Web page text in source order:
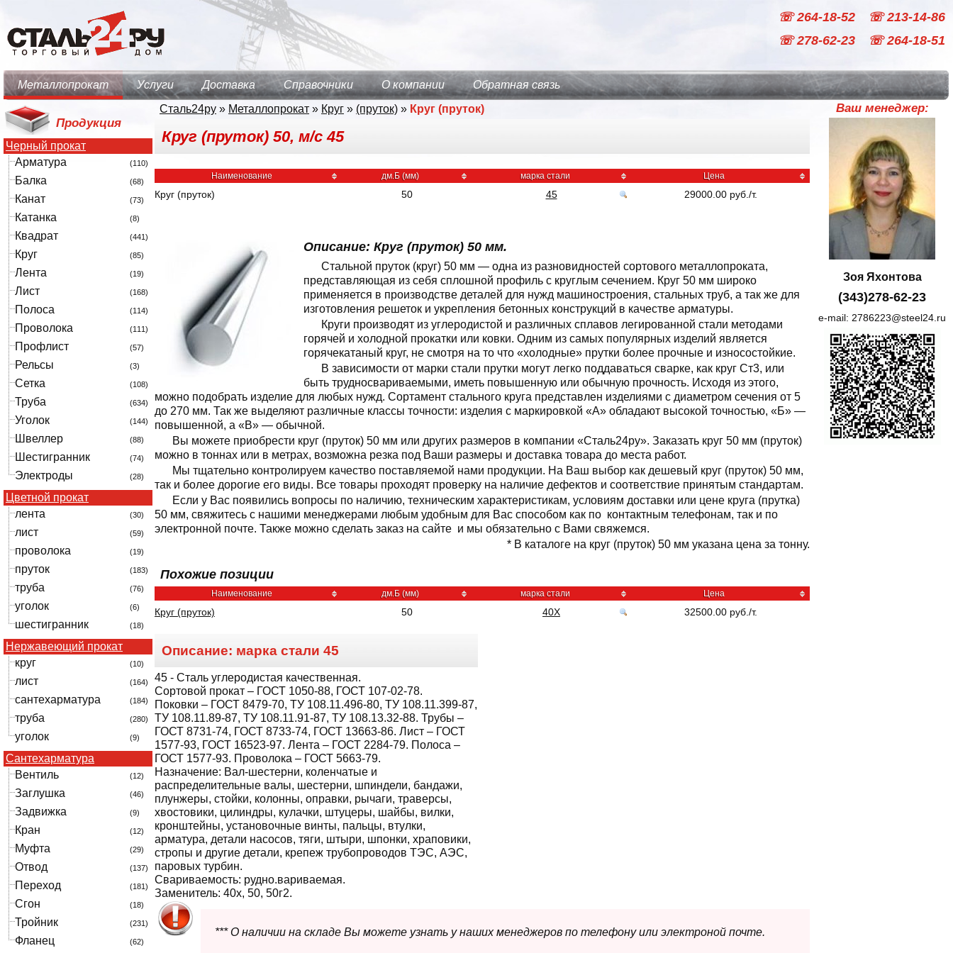
☏ 264-18-52
☏ 213-14-86
☏ 278-62-23
☏ 264-18-51
Металлопрокат Услуги Доставка Справочники О компании Обратная связь
Продукция
Черный прокат
Арматура
(110)
Балка (68)
Канат (73)
Катанка (8)
Квадрат (441)
Круг (85)
Лента (19)
Лист (168)
Полоса (114)
Проволока (111)
Профлист (57)
Рельсы (3)
Сетка (108)
Труба (634)
Уголок (144)
Швеллер (88)
Шестигранник (74)
Электроды (28)
Цветной прокат
лента
(30)
лист (59)
проволока (19)
пруток (183)
труба (76)
уголок (6)
шестигранник (18)
Нержавеющий прокат
круг
(10)
лист (164)
сантехарматура (184)
труба (280)
уголок (9)
Сантехарматура
Вентиль
(12)
Заглушка (46)
Задвижка (9)
Кран (12)
Муфта (29)
Отвод (137)
Переход (181)
Сгон (18)
Тройник (231)
Фланец (62)
Сталь24ру » Металлопрокат » Круг » (пруток) » Круг (пруток)
Круг (пруток) 50, м/с 45
Наименование дм.Б (мм) марка стали Цена
Круг (пруток) 50 45 29000.00 руб./т.
Описание: Круг (пруток) 50 мм.
Cтальной пруток (круг) 50 мм — одна из разновидностей сортового металлопроката,
представляющая из себя сплошной профиль с круглым сечением. Круг 50 мм широко
применяется в производстве деталей для нужд машиностроения, стальных труб, а так же для
изготовления решеток и укрепления бетонных конструкций в качестве арматуры.
Круги производят из углеродистой и различных сплавов легированной стали методами
горячей и холодной прокатки или ковки. Одним из самых популярных изделий является
горячекатаный круг, не смотря на то что «холодные» прутки более прочные и износостойкие.
В зависимости от марки стали прутки могут легко поддаваться сварке, как круг Ст3, или
быть трудносвариваемыми, иметь повышенную или обычную прочность. Исходя из этого,
можно подобрать изделие для любых нужд. Сортамент стального круга представлен изделиями с диаметром сечения от 5
до 270 мм. Так же выделяют различные классы точности: изделия с маркировкой «А» обладают высокой точностью, «Б» —
повышенной, а «В» — обычной.
Вы можете приобрести круг (пруток) 50 мм или других размеров в компании «Сталь24ру». Заказать круг 50 мм (пруток)
можно в тоннах или в метрах, возможна резка под Ваши размеры и доставка товара до места работ.
Мы тщательно контролируем качество поставляемой нами продукции. На Ваш выбор как дешевый круг (пруток) 50 мм,
так и более дорогие его виды. Все товары проходят проверку на наличие дефектов и соответствие принятым стандартам.
Если у Вас появились вопросы по наличию, техническим характеристикам, условиям доставки или цене круга (прутка)
50 мм, свяжитесь с нашими менеджерами любым удобным для Вас способом как по контактным телефонам, так и по
электронной почте. Также можно сделать заказ на сайте и мы обязательно с Вами свяжемся.
* В каталоге на круг (пруток) 50 мм указана цена за тонну.
Похожие позиции
Наименование дм.Б (мм) марка стали Цена
Круг (пруток) 50 40Х 32500.00 руб./т.
Описание: марка стали 45
45 - Сталь углеродистая качественная.
Сортовой прокат – ГОСТ 1050-88, ГОСТ 107-02-78.
Поковки – ГОСТ 8479-70, ТУ 108.11.496-80, ТУ 108.11.399-87,
ТУ 108.11.89-87, ТУ 108.11.91-87, ТУ 108.13.32-88. Трубы –
ГОСТ 8731-74, ГОСТ 8733-74, ГОСТ 13663-86. Лист – ГОСТ
1577-93, ГОСТ 16523-97. Лента – ГОСТ 2284-79. Полоса –
ГОСТ 1577-93. Проволока – ГОСТ 5663-79.
Назначение: Вал-шестерни, коленчатые и
распределительные валы, шестерни, шпиндели, бандажи,
плунжеры, стойки, колонны, оправки, рычаги, траверсы,
хвостовики, цилиндры, кулачки, штуцеры, шайбы, вилки,
кронштейны, установочные винты, пальцы, втулки,
арматура, детали насосов, тяги, штыри, шпонки, храповики,
стропы и другие детали, крепеж трубопроводов ТЭС, АЭС,
паровых турбин.
Свариваемость: рудно.вариваемая.
Заменитель: 40х, 50, 50г2.
*** О наличии на складе Вы можете узнать у наших менеджеров по телефону или электроной почте.
Ваш менеджер:
Зоя Яхонтова
(343)278-62-23
e-mail: 2786223@steel24.ru